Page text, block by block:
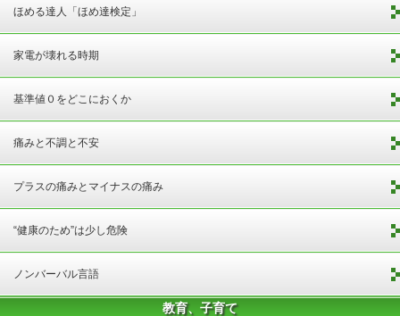
ほめる達人「ほめ達検定」
家電が壊れる時期
基準値０をどこにおくか
痛みと不調と不安
プラスの痛みとマイナスの痛み
“健康のため”は少し危険
ノンバーバル言語
教育、子育て